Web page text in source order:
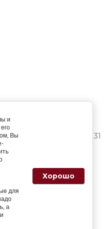
Центральная
и
Вы
для
а
Хорошо